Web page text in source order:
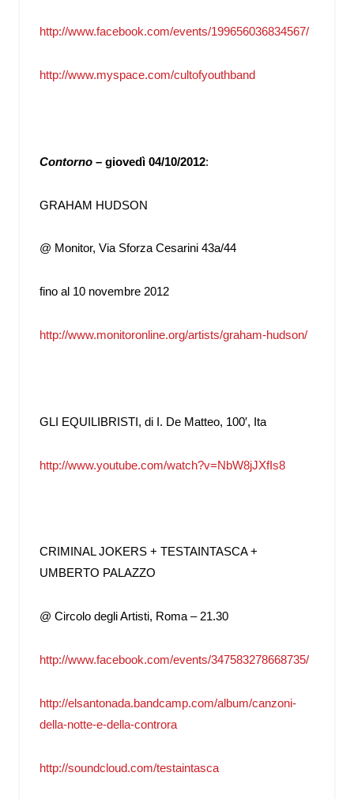
http://www.facebook.com/events/199656036834567/
http://www.myspace.com/cultofyouthband
Contorno – giovedì 04/10/2012:
GRAHAM HUDSON
@ Monitor, Via Sforza Cesarini 43a/44
fino al 10 novembre 2012
http://www.monitoronline.org/artists/graham-hudson/
GLI EQUILIBRISTI, di I. De Matteo, 100′, Ita
http://www.youtube.com/watch?v=NbW8jJXfIs8
CRIMINAL JOKERS + TESTAINTASCA +
UMBERTO PALAZZO
@ Circolo degli Artisti, Roma – 21.30
http://www.facebook.com/events/347583278668735/
http://elsantonada.bandcamp.com/album/canzoni-
della-notte-e-della-controra
http://soundcloud.com/testaintasca